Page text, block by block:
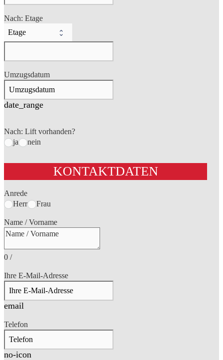
Nach: Etage
Umzugsdatum
date_range
Nach: Lift vorhanden?
ja
nein
KONTAKTDATEN
Anrede
Herr
Frau
Name / Vorname
0 /
Ihre E-Mail-Adresse
email
Telefon
no-icon